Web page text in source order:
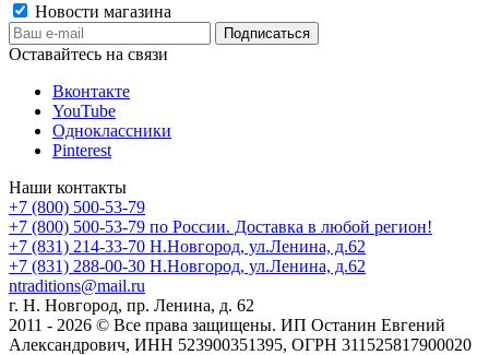
Новости магазина
Оставайтесь на связи
Вконтакте
YouTube
Одноклассники
Pinterest
Наши контакты
+7 (800) 500-53-79
+7 (800) 500-53-79 по России. Доставка в любой регион!
+7 (831) 214-33-70 Н.Новгород, ул.Ленина, д.62
+7 (831) 288-00-30 Н.Новгород, ул.Ленина, д.62
ntraditions@mail.ru
г. Н. Новгород, пр. Ленина, д. 62
2011 - 2026 © Все права защищены. ИП Останин Евгений
Александрович, ИНН 523900351395, ОГРН 311525817900020